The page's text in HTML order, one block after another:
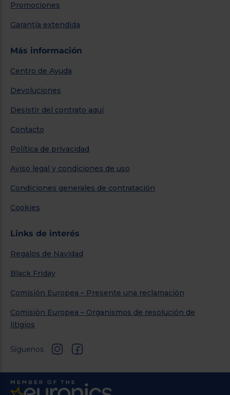
Promociones
Garantía extendida
Más información
Centro de Ayuda
Devoluciones
Desistir del contrato aquí
Contacto
Política de privacidad
Aviso legal y condiciones de uso
Condiciones generales de contratación
Cookies
Links de interés
Regalos de Navidad
Black Friday
Comisión Europea – Presente una reclamación
Comisión Europea – Organismos de resolución de
litigios
Síguenos